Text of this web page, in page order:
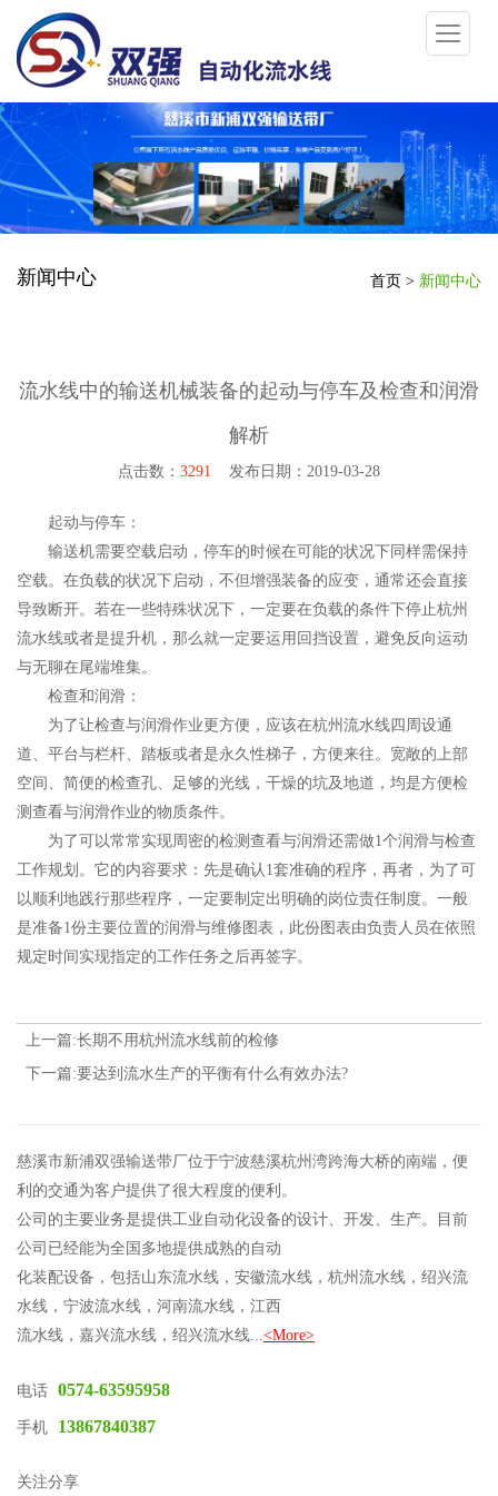
新闻中心 首页 > 新闻中心
流水线中的输送机械装备的起动与停车及检查和润滑
解析
点击数： 3291 发布日期：2019-03-28
起动与停车：
输送机需要空载启动，停车的时候在可能的状况下同样需保持
空载。在负载的状况下启动，不但增强装备的应变，通常还会直接
导致断开。若在一些特殊状况下，一定要在负载的条件下停止杭州
流水线或者是提升机，那么就一定要运用回挡设置，避免反向运动
与无聊在尾端堆集。
检查和润滑：
为了让检查与润滑作业更方便，应该在杭州流水线四周设通
道、平台与栏杆、踏板或者是永久性梯子，方便来往。宽敞的上部
空间、简便的检查孔、足够的光线，干燥的坑及地道，均是方便检
测查看与润滑作业的物质条件。
为了可以常常实现周密的检测查看与润滑还需做1个润滑与检查
工作规划。它的内容要求：先是确认1套准确的程序，再者，为了可
以顺利地践行那些程序，一定要制定出明确的岗位责任制度。一般
是准备1份主要位置的润滑与维修图表，此份图表由负责人员在依照
规定时间实现指定的工作任务之后再签字。
上一篇:长期不用杭州流水线前的检修
下一篇:要达到流水生产的平衡有什么有效办法?
慈溪市新浦双强输送带厂位于宁波慈溪杭州湾跨海大桥的南端，便
利的交通为客户提供了很大程度的便利。
公司的主要业务是提供工业自动化设备的设计、开发、生产。目前
公司已经能为全国多地提供成熟的自动
化装配设备，包括山东流水线，安徽流水线，杭州流水线，绍兴流
水线，宁波流水线，河南流水线，江西
流水线，嘉兴流水线，绍兴流水线...<More>
电话 0574-63595958
手机 13867840387
关注分享